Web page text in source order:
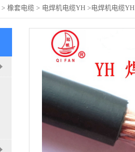
> 橡套电缆 > 电焊机电缆YH >电焊机电缆YH